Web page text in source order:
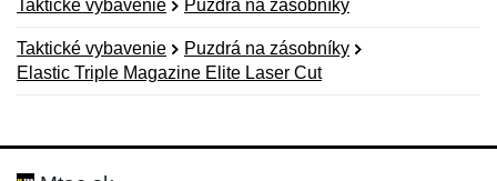
Taktické vybavenie Puzdrá na zásobníky
Taktické vybavenie
Puzdrá na zásobníky
Elastic Triple Magazine Elite Laser Cut
Hodnotenie:
Meno: